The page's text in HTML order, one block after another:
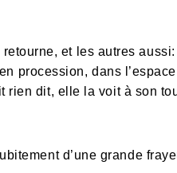
et les autres
procession, dans
rien dit, elle la voit à son
d’une grande